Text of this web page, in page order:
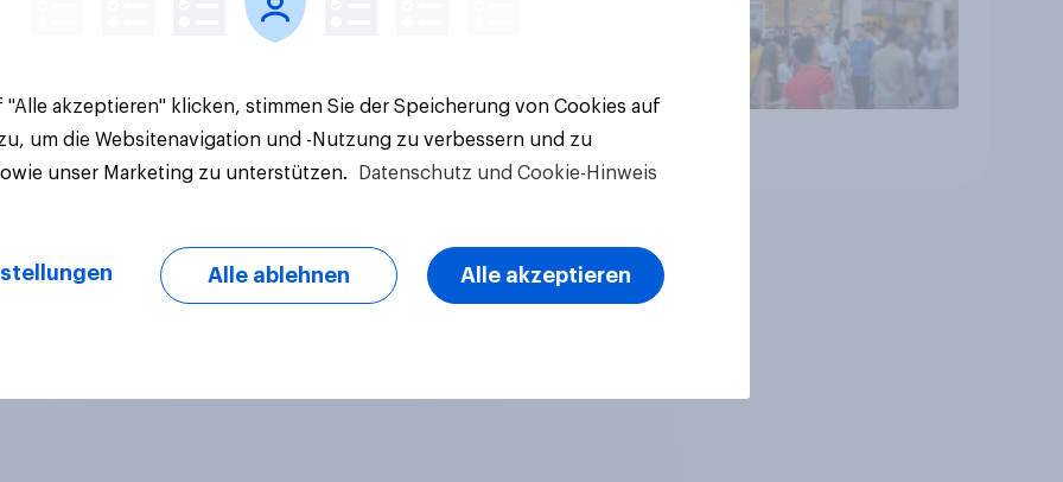
Artikel
"Alle akzeptieren" klicken, stimmen Sie der Speicherung von Cookies auf
zu, um die Websitenavigation und -Nutzung zu verbessern und zu
unser Marketing zu unterstützen.
Datenschutz und Cookie-Hinweis
Alle ablehnen Alle akzeptieren